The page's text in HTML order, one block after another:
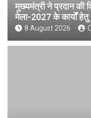
मुख्यमंत्री ने प्रदान की
मेला-2027 के कार्यों हेतु
8 August 2026